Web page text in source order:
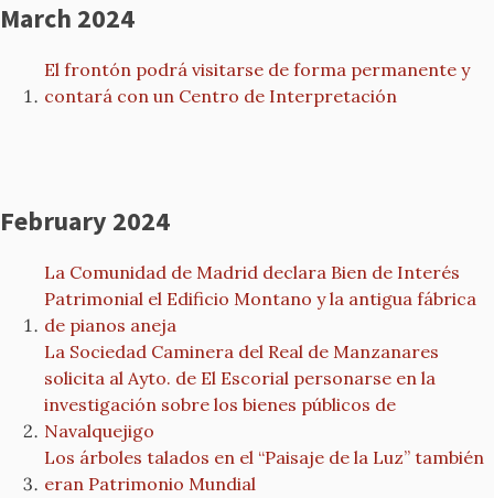
March 2024
El frontón podrá visitarse de forma permanente y
contará con un Centro de Interpretación
February 2024
La Comunidad de Madrid declara Bien de Interés
Patrimonial el Edificio Montano y la antigua fábrica
de pianos aneja
La Sociedad Caminera del Real de Manzanares
solicita al Ayto. de El Escorial personarse en la
investigación sobre los bienes públicos de
Navalquejigo
Los árboles talados en el “Paisaje de la Luz” también
eran Patrimonio Mundial